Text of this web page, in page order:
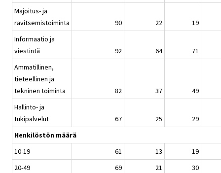
Majoitus- ja
ravitsemistoiminta
90 22
19
Informaatio ja
viestintä
92 64
71
Ammatillinen,
tieteellinen ja
tekninen toiminta
82 37
49
Hallinto- ja
tukipalvelut
67 25
29
Henkilöstön määrä
10-19
61 13
19
20-49
69 21
30